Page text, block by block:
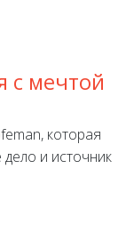
с мечтой
которая
и источник